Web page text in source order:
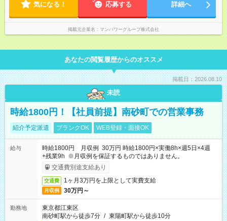
気になる！ 応募する 詳細へ
掲載元企業名 マンパワーグループ株式会社
あなたの閲覧履歴からのオススメ
掲載日：2026.08.10
未読
時給1800円！【社員前提】南砂町での営業事務
紹介予定派遣 ブランクOK WEB登録・面接OK
給与
時給1800円 月収例 30万円 時給1800円×実働8h×週5日×4週
+残業9h ※月収例を保証するものではありません。
交通費別途支給あり
交通費 1ヶ月3万円を上限として実費支給
月収例 30万円～
勤務地
東京都江東区
南砂町駅から徒歩7分 / 東陽町駅から徒歩10分